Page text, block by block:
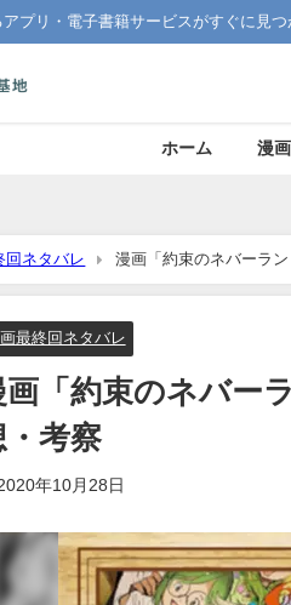
プリ・電子書籍サービスがすぐに見つ
ホーム 漫
回ネタバレ 漫画「約束のネバーラ
最終回ネタバレ
画「約束のネバー
・考察
年10月28日